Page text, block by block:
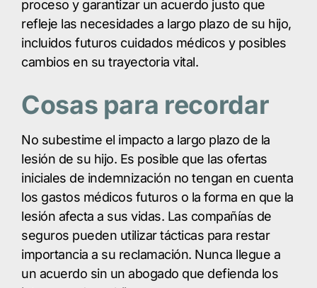
proceso y garantizar un acuerdo justo que
refleje las necesidades a largo plazo de su hijo,
incluidos futuros cuidados médicos y posibles
cambios en su trayectoria vital.
Cosas para recordar
No subestime el impacto a largo plazo de la
lesión de su hijo. Es posible que las ofertas
iniciales de indemnización no tengan en cuenta
los gastos médicos futuros o la forma en que la
lesión afecta a sus vidas. Las compañías de
seguros pueden utilizar tácticas para restar
importancia a su reclamación. Nunca llegue a
un acuerdo sin un abogado que defienda los